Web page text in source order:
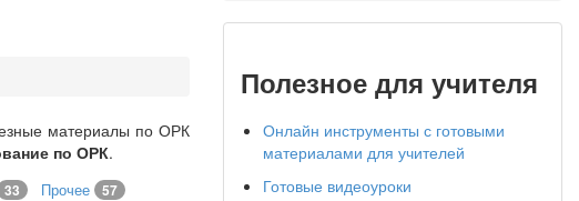
материалы по ОРК
по ОРК.
33 Прочее 57
Полезное для учителя
Онлайн инструменты с готовыми
материалами для учителей
Готовые видеоуроки